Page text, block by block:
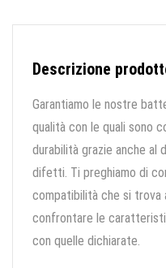
Descrizione
Garantiamo le nostre
qualità con le quali sono
durabilità grazie anche
difetti. Ti preghiamo di
compatibilità che si trova
confrontare le
con quelle dichiarate.